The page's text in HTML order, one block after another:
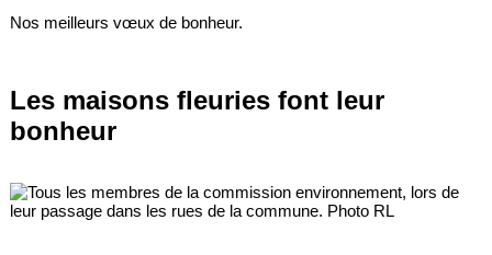
Nos meilleurs vœux de bonheur.
Les maisons fleuries font leur
bonheur